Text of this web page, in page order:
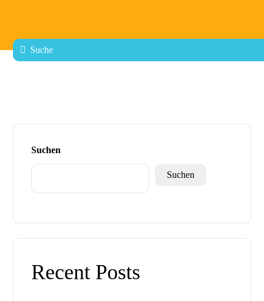
Suchen
Suchen
Recent Posts